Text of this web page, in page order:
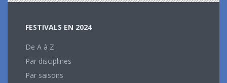
FESTIVALS EN 2024
De A à Z
Par disciplines
Par saisons